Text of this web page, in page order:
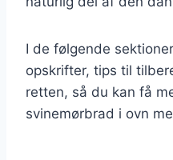
I de følgende
opskrifter, tips til
retten, så du kan få
svinemørbrad i ovn